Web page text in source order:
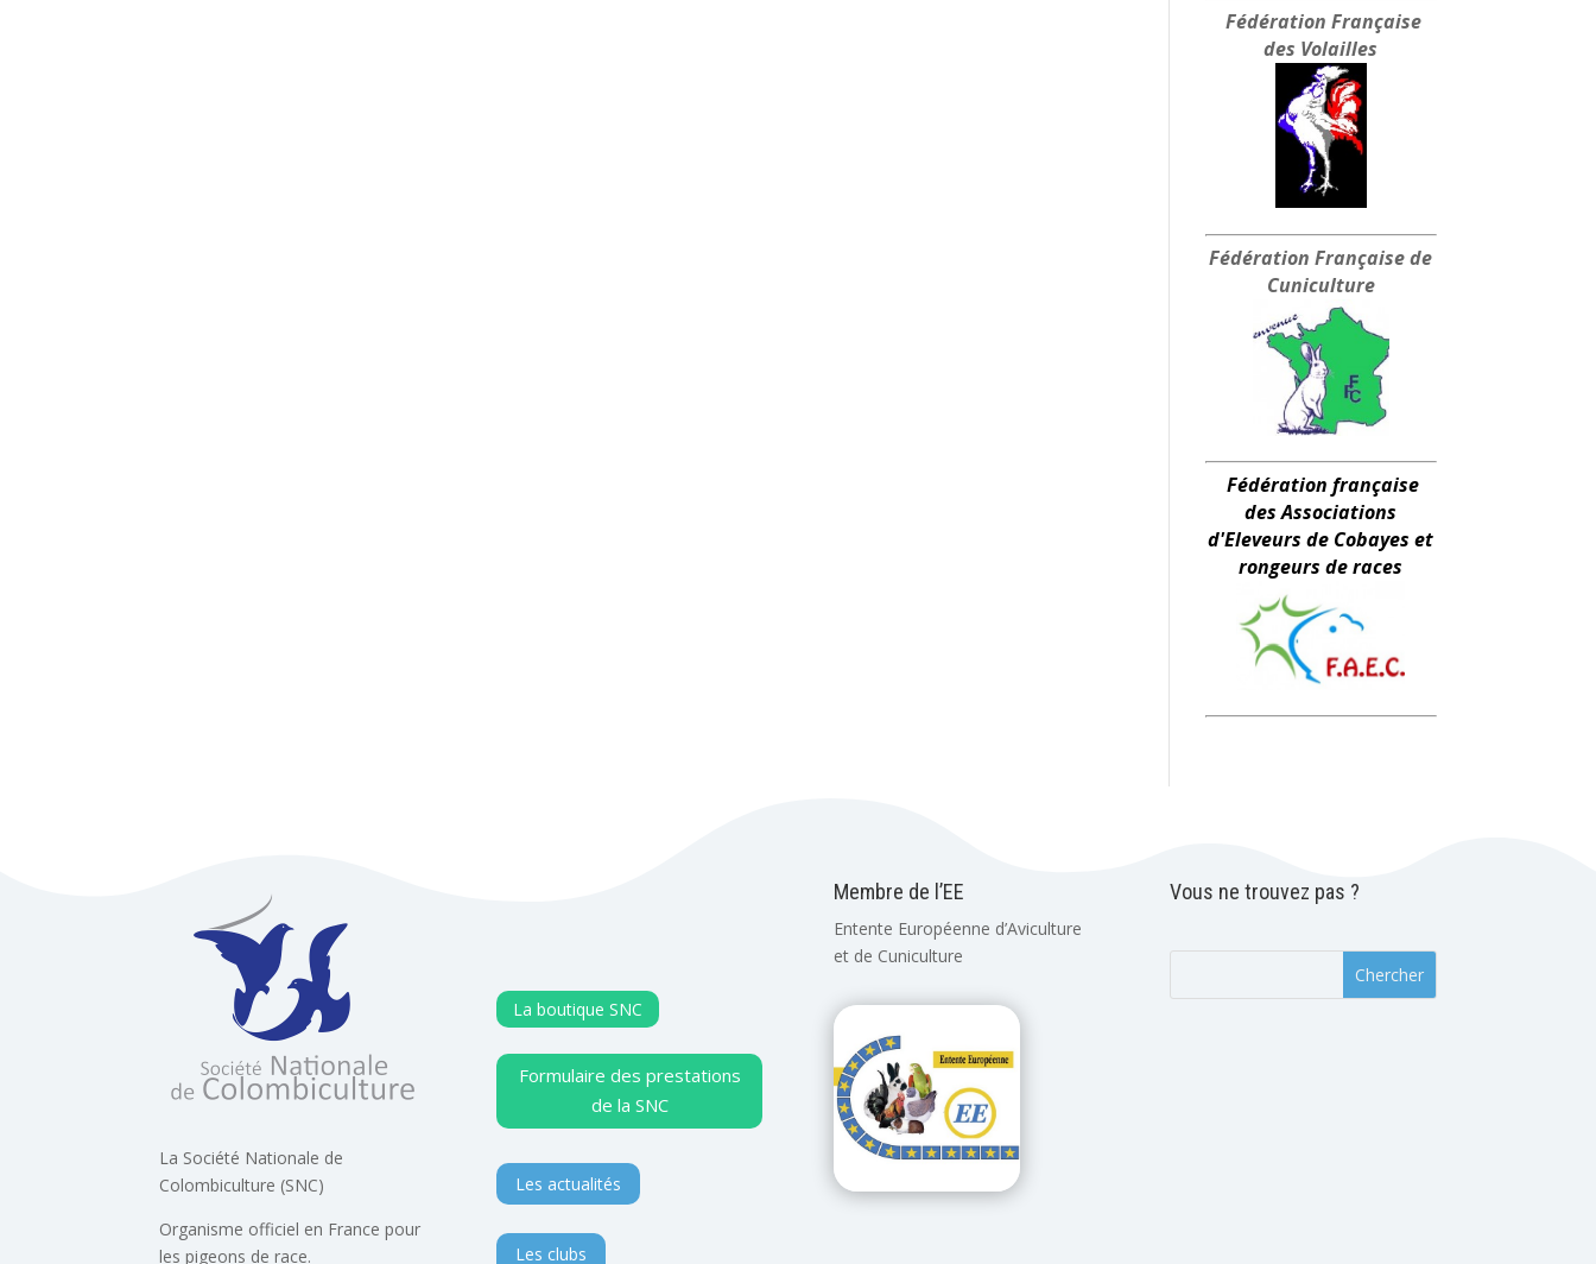
Fédération Française
des Volailles
Fédération Françaisede
Cuniculture
Fédération française
des Associations
d'Eleveurs de Cobayes et
rongeurs de races
La Société Nationale de
Colombiculture (SNC)
Organisme officiel en France pour
les pigeons de race.
La boutique SNC
Formulaire des prestations
de la SNC
Les actualités
Les clubs
Membre de l’EE
Entente Européenne d’Aviculture
et de Cuniculture
Vous ne trouvez pas ?